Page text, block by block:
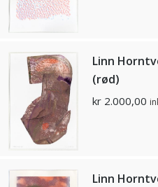
Linn
(rød)
kr 2.000,00
Linn